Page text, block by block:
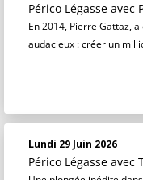
Périco Légasse avec
En 2014, Pierre Gattaz,
audacieux : créer un
Lundi 29 Juin 2026
Périco Légasse avec